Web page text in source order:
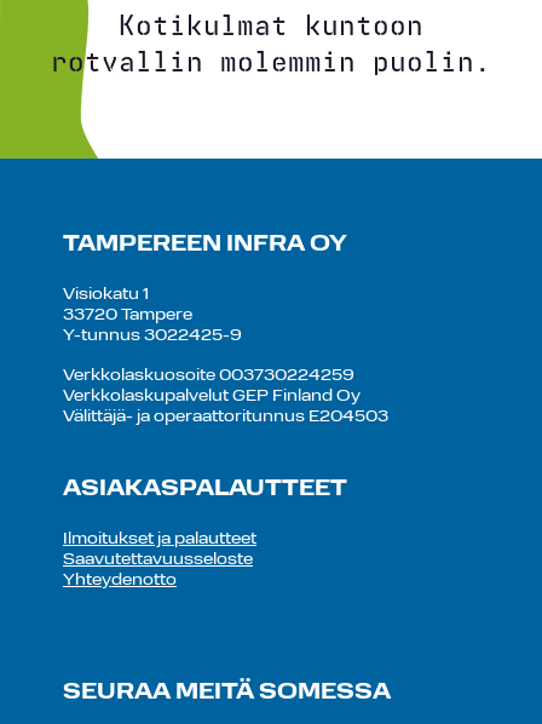
Kotikulmat kuntoon
rotvallin molemmin puolin.
TAMPEREEN INFRA OY
Visiokatu 1
33720 Tampere
Y-tunnus 3022425-9
Verkkolaskuosoite 003730224259
Verkkolaskupalvelut GEP Finland Oy
Välittäjä- ja operaattoritunnus E204503
ASIAKASPALAUTTEET
Ilmoitukset ja palautteet
Saavutettavuusseloste
Yhteydenotto
SEURAA MEITÄ SOMESSA